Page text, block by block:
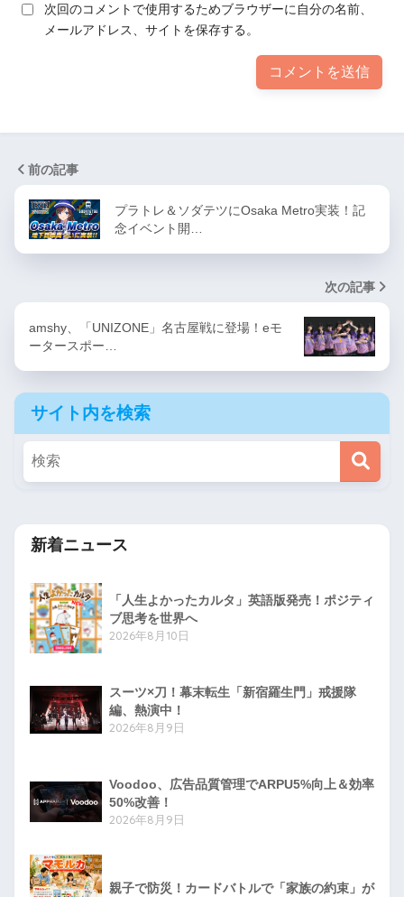
次回のコメントで使用するためブラウザーに自分の名前、
メールアドレス、サイトを保存する。
前の記事
プラトレ＆ソダテツにOsaka Metro実装！記
念イベント開…
次の記事
amshy、「UNIZONE」名古屋戦に登場！eモ
ータースポー…
サイト内を検索
新着ニュース
「人生よかったカルタ」英語版発売！ポジティ
ブ思考を世界へ
2026年8月10日
スーツ×刀！幕末転生「新宿羅生門」戒援隊
編、熱演中！
2026年8月9日
Voodoo、広告品質管理でARPU5%向上＆効率
50%改善！
2026年8月9日
親子で防災！カードバトルで「家族の約束」が